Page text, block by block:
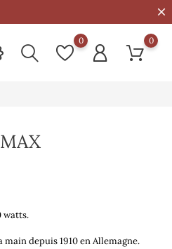
0 0
watts.
main depuis 1910 en Allemagne.